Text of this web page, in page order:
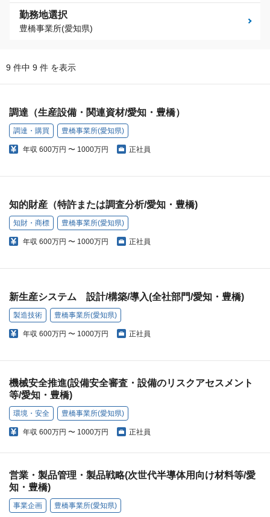
勤務地選択
豊橋事業所(愛知県)
9 件中 9 件 を表示
調達（生産設備・関連資材/愛知・豊橋）
調達・購買 豊橋事業所(愛知県)
年収 600万円 〜 1000万円 正社員
知的財産（特許または調査分析/愛知・豊橋)
知財・商標 豊橋事業所(愛知県)
年収 600万円 〜 1000万円 正社員
新生産システム 設計/構築/導入(全社部門/愛知・豊橋)
製造技術 豊橋事業所(愛知県)
年収 600万円 〜 1000万円 正社員
機械安全推進(設備安全審査・設備のリスクアセスメント
等/愛知・豊橋)
環境・安全 豊橋事業所(愛知県)
年収 600万円 〜 1000万円 正社員
営業・製品管理・製品戦略(次世代半導体用向け材料等/愛
知・豊橋)
事業企画 豊橋事業所(愛知県)